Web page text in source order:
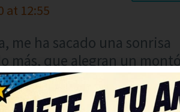
at 12:55
me ha sacado una sonrisa
más, que alegran un
¡enhorabuena! Me ha